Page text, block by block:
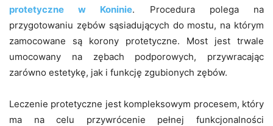
protetyczne w Koninie. Procedura polega na
przygotowaniu zębów sąsiadujących do mostu, na którym
zamocowane są korony protetyczne. Most jest trwale
umocowany na zębach podporowych, przywracając
zarówno estetykę, jak i funkcję zgubionych zębów.
Leczenie protetyczne jest kompleksowym procesem, który
ma na celu przywrócenie pełnej funkcjonalności